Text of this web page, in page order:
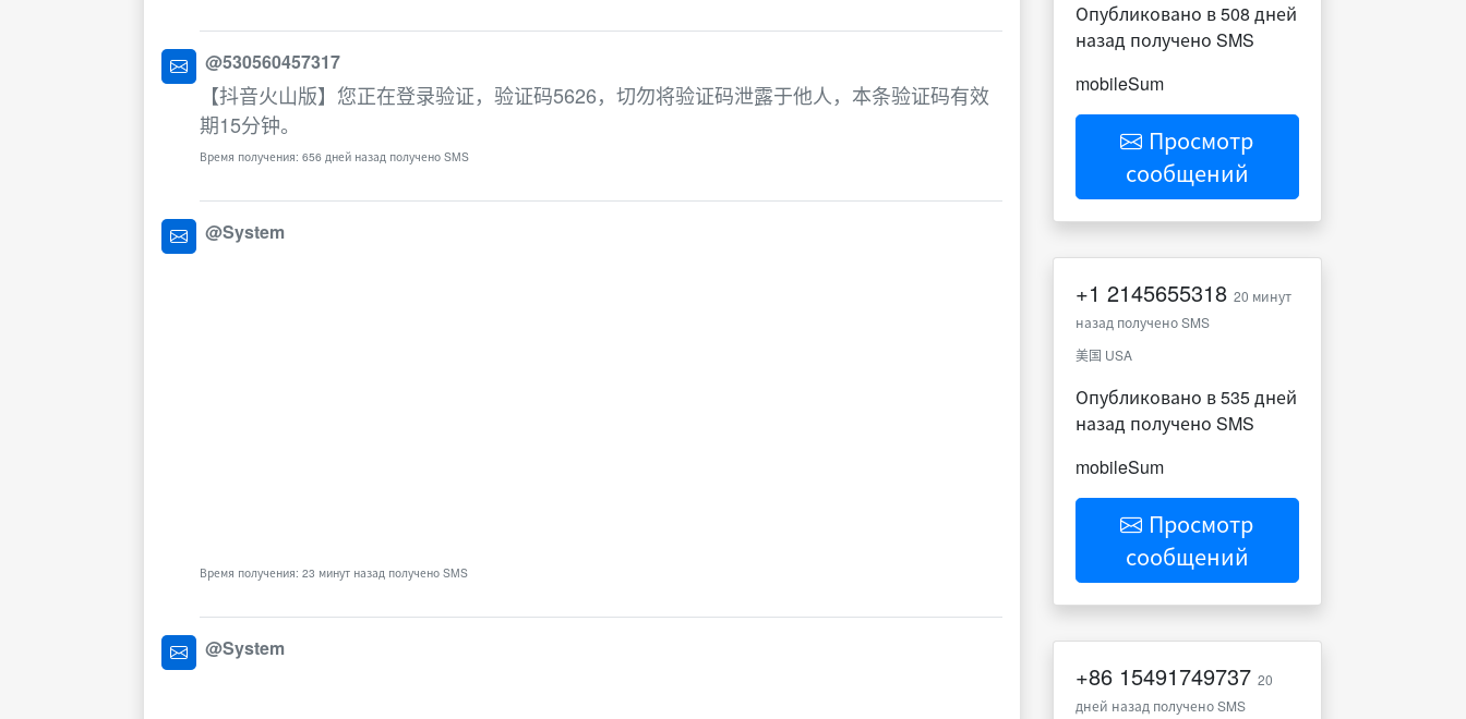
@530560457317
【抖音火山版】您正在登录验证，验证码5626，切勿将验证码泄露于他人，本条验证码有效
期15分钟。
Время получения: 656 дней назад получено SMS
@System
Время получения: 23 минут назад получено SMS
@System
Опубликовано в 508 дней
назад получено SMS
mobileSum
Просмотр
сообщений
+1 2145655318 20 минут
назад получено SMS
美国 USA
Опубликовано в 535 дней
назад получено SMS
mobileSum
Просмотр
сообщений
+86 15491749737 20
дней назад получено SMS